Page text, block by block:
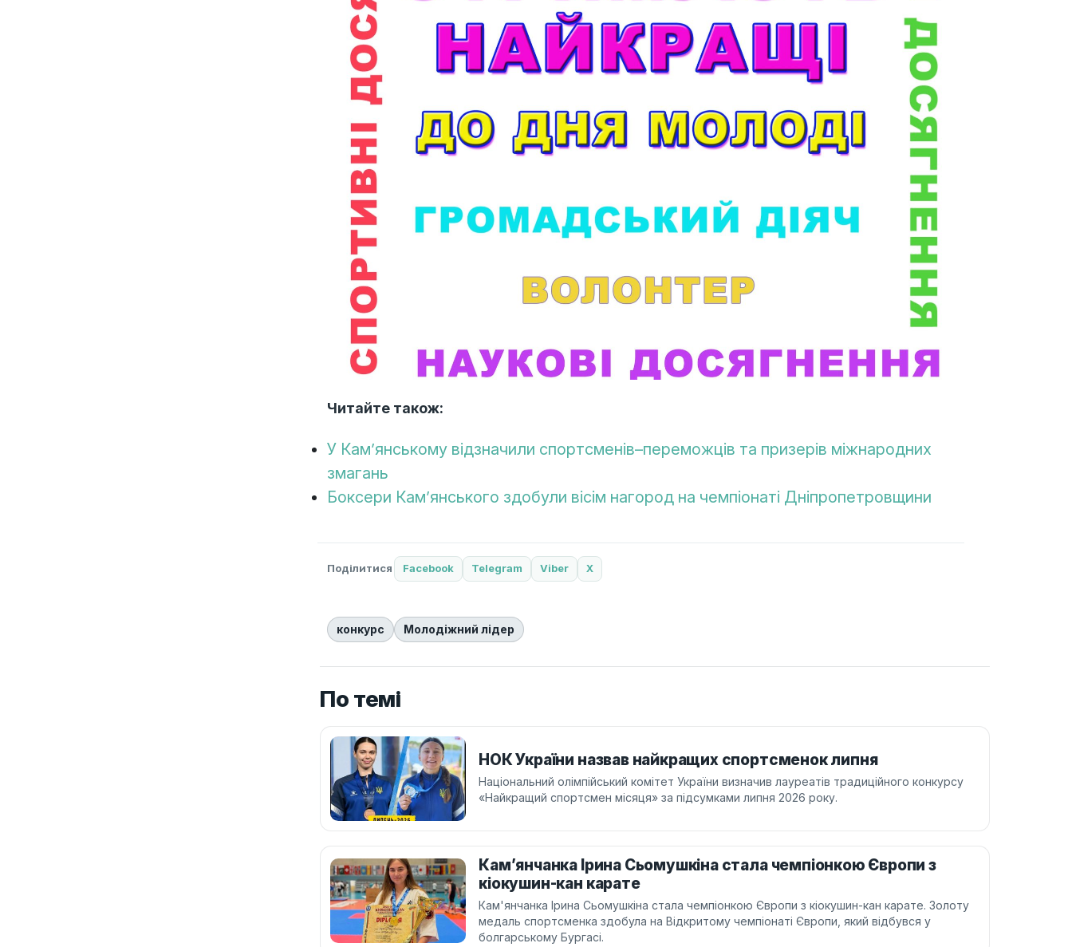
Читайте також:
У Кам’янському відзначили спортсменів–переможців та призерів міжнародних
змагань
Боксери Кам’янського здобули вісім нагород на чемпіонаті Дніпропетровщини
Поділитися Facebook Telegram Viber X
конкурс Молодіжний лідер
По темі
НОК України назвав найкращих спортсменок липня
Національний олімпійський комітет України визначив лауреатів традиційного конкурсу
«Найкращий спортсмен місяця» за підсумками липня 2026 року.
Кам’янчанка Ірина Сьомушкіна стала чемпіонкою Європи з
кіокушин-кан карате
Кам'янчанка Ірина Сьомушкіна стала чемпіонкою Європи з кіокушин-кан карате. Золоту
медаль спортсменка здобула на Відкритому чемпіонаті Європи, який відбувся у
болгарському Бургасі.